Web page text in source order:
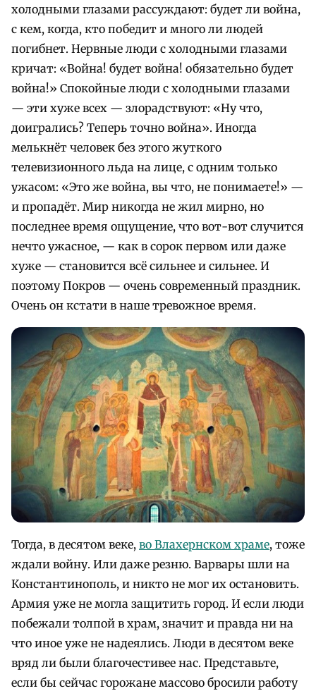
холодными глазами рассуждают: будет ли война,
с кем, когда, кто победит и много ли людей
погибнет. Нервные люди с холодными глазами
кричат: «Война! будет война! обязательно будет
война!» Спокойные люди с холодными глазами
— эти хуже всех — злорадствуют: «Ну что,
доигрались? Теперь точно война». Иногда
мелькнёт человек без этого жуткого
телевизионного льда на лице, с одним только
ужасом: «Это же война, вы что, не понимаете!» —
и пропадёт. Мир никогда не жил мирно, но
последнее время ощущение, что вот-вот случится
нечто ужасное, — как в сорок первом или даже
хуже — становится всё сильнее и сильнее. И
поэтому Покров — очень современный праздник.
Очень он кстати в наше тревожное время.
Тогда, в десятом веке, во Влахернском храме, тоже
ждали войну. Или даже резню. Варвары шли на
Константинополь, и никто не мог их остановить.
Армия уже не могла защитить город. И если люди
побежали толпой в храм, значит и правда ни на
что иное уже не надеялись. Люди в десятом веке
вряд ли были благочестивее нас. Представьте,
если бы сейчас горожане массово бросили работу